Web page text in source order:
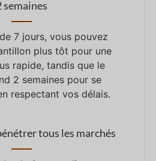
semaines
7 jours, vous pouvez
plus tôt pour une
rapide, tandis que le
2 semaines pour se
respectant vos délais.
tous les marchés